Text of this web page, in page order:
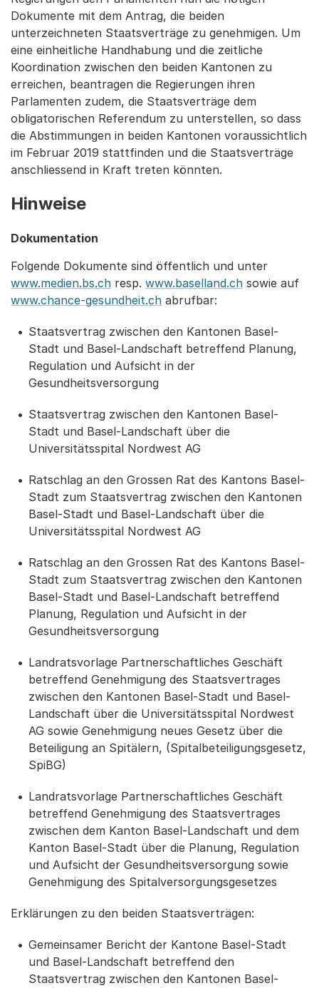
Dokumente mit dem Antrag, die beiden
unterzeichneten Staatsverträge zu genehmigen. Um
eine einheitliche Handhabung und die zeitliche
Koordination zwischen den beiden Kantonen zu
erreichen, beantragen die Regierungen ihren
Parlamenten zudem, die Staatsverträge dem
obligatorischen Referendum zu unterstellen, so dass
die Abstimmungen in beiden Kantonen voraussichtlich
im Februar 2019 stattfinden und die Staatsverträge
anschliessend in Kraft treten könnten.
Hinweise
Dokumentation
Folgende Dokumente sind öffentlich und unter
www.medien.bs.ch resp. www.baselland.ch sowie auf
www.chance-gesundheit.ch abrufbar:
Staatsvertrag zwischen den Kantonen Basel-
Stadt und Basel-Landschaft betreffend Planung,
Regulation und Aufsicht in der
Gesundheitsversorgung
Staatsvertrag zwischen den Kantonen Basel-
Stadt und Basel-Landschaft über die
Universitätsspital Nordwest AG
Ratschlag an den Grossen Rat des Kantons Basel-
Stadt zum Staatsvertrag zwischen den Kantonen
Basel-Stadt und Basel-Landschaft über die
Universitätsspital Nordwest AG
Ratschlag an den Grossen Rat des Kantons Basel-
Stadt zum Staatsvertrag zwischen den Kantonen
Basel-Stadt und Basel-Landschaft betreffend
Planung, Regulation und Aufsicht in der
Gesundheitsversorgung
Landratsvorlage Partnerschaftliches Geschäft
betreffend Genehmigung des Staatsvertrages
zwischen den Kantonen Basel-Stadt und Basel-
Landschaft über die Universitätsspital Nordwest
AG sowie Genehmigung neues Gesetz über die
Beteiligung an Spitälern, (Spitalbeteiligungsgesetz,
SpiBG)
Landratsvorlage Partnerschaftliches Geschäft
betreffend Genehmigung des Staatsvertrages
zwischen dem Kanton Basel-Landschaft und dem
Kanton Basel-Stadt über die Planung, Regulation
und Aufsicht der Gesundheitsversorgung sowie
Genehmigung des Spitalversorgungsgesetzes
Erklärungen zu den beiden Staatsverträgen:
Gemeinsamer Bericht der Kantone Basel-Stadt
und Basel-Landschaft betreffend den
Staatsvertrag zwischen den Kantonen Basel-